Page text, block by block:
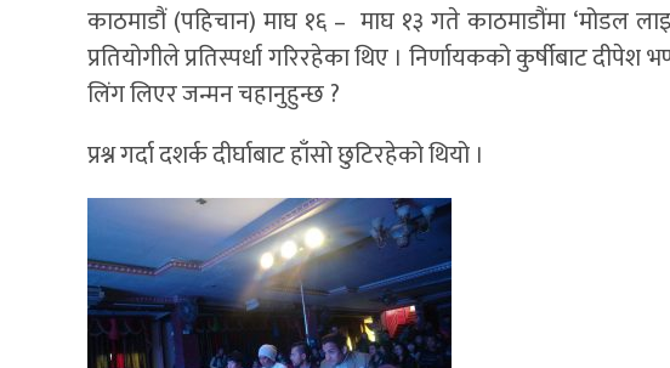
काठमाडौं (पहिचान) माघ १६ – माघ १३ गते काठमाडौंमा ‘मोडल
प्रतियोगीले प्रतिस्पर्धा गरिरहेका थिए । निर्णायकको कुर्षीबाट
लिंग लिएर जन्मन चहानुहुन्छ ?
प्रश्न गर्दा दशर्क दीर्घाबाट हाँसो छुटिरहेको थियो ।